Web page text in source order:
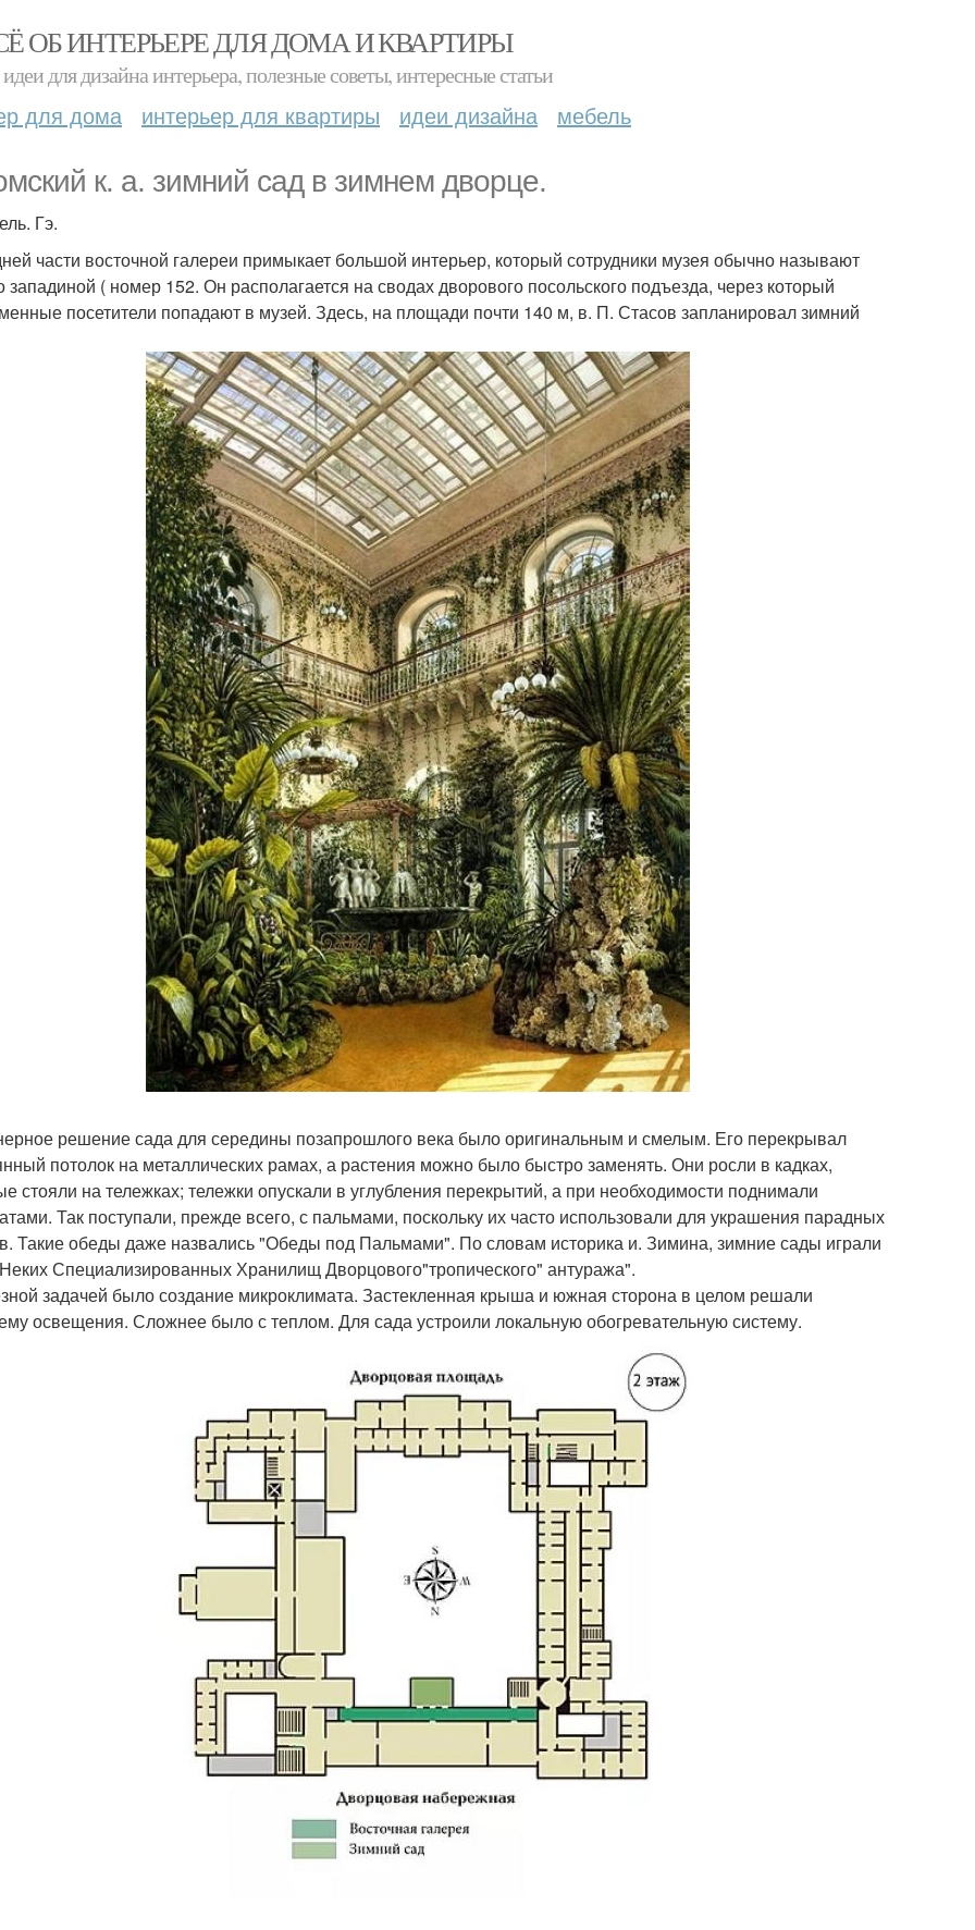
ОБ ИНТЕРЬЕРЕ ДЛЯ ДОМА И КВАРТИРЫ
для дизайна интерьера, полезные советы, интересные статьи
для дома интерьер для квартиры идеи дизайна мебель
к. а. зимний сад в зимнем дворце.
Гэ.
части восточной галереи примыкает большой интерьер, который сотрудники музея обычно называют
западиной ( номер 152. Он располагается на сводах дворового посольского подъезда, через который
посетители попадают в музей. Здесь, на площади почти 140 м, в. П. Стасов запланировал зимний
решение сада для середины позапрошлого века было оригинальным и смелым. Его перекрывал
потолок на металлических рамах, а растения можно было быстро заменять. Они росли в кадках,
стояли на тележках; тележки опускали в углубления перекрытий, а при необходимости поднимали
Так поступали, прежде всего, с пальмами, поскольку их часто использовали для украшения парадных
Такие обеды даже назвались "Обеды под Пальмами". По словам историка и. Зимина, зимние сады играли
Специализированных Хранилищ Дворцового"тропического" антуража".
задачей было создание микроклимата. Застекленная крыша и южная сторона в целом решали
освещения. Сложнее было с теплом. Для сада устроили локальную обогревательную систему.